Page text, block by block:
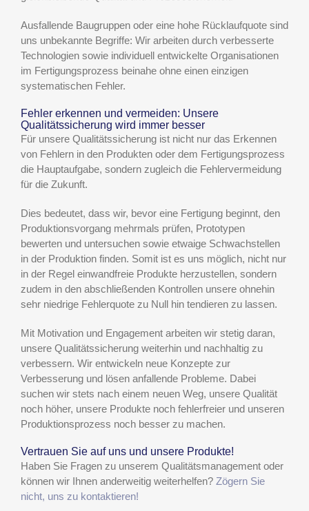
Ausfallende Baugruppen oder eine hohe Rücklaufquote sind
uns unbekannte Begriffe: Wir arbeiten durch verbesserte
Technologien sowie individuell entwickelte Organisationen
im Fertigungsprozess beinahe ohne einen einzigen
systematischen Fehler.
Fehler erkennen und vermeiden: Unsere
Qualitätssicherung wird immer besser
Für unsere Qualitätssicherung ist nicht nur das Erkennen
von Fehlern in den Produkten oder dem Fertigungsprozess
die Hauptaufgabe, sondern zugleich die Fehlervermeidung
für die Zukunft.
Dies bedeutet, dass wir, bevor eine Fertigung beginnt, den
Produktionsvorgang mehrmals prüfen, Prototypen
bewerten und untersuchen sowie etwaige Schwachstellen
in der Produktion finden. Somit ist es uns möglich, nicht nur
in der Regel einwandfreie Produkte herzustellen, sondern
zudem in den abschließenden Kontrollen unsere ohnehin
sehr niedrige Fehlerquote zu Null hin tendieren zu lassen.
Mit Motivation und Engagement arbeiten wir stetig daran,
unsere Qualitätssicherung weiterhin und nachhaltig zu
verbessern. Wir entwickeln neue Konzepte zur
Verbesserung und lösen anfallende Probleme. Dabei
suchen wir stets nach einem neuen Weg, unsere Qualität
noch höher, unsere Produkte noch fehlerfreier und unseren
Produktionsprozess noch besser zu machen.
Vertrauen Sie auf uns und unsere Produkte!
Haben Sie Fragen zu unserem Qualitätsmanagement oder
können wir Ihnen anderweitig weiterhelfen? Zögern Sie
nicht, uns zu kontaktieren!